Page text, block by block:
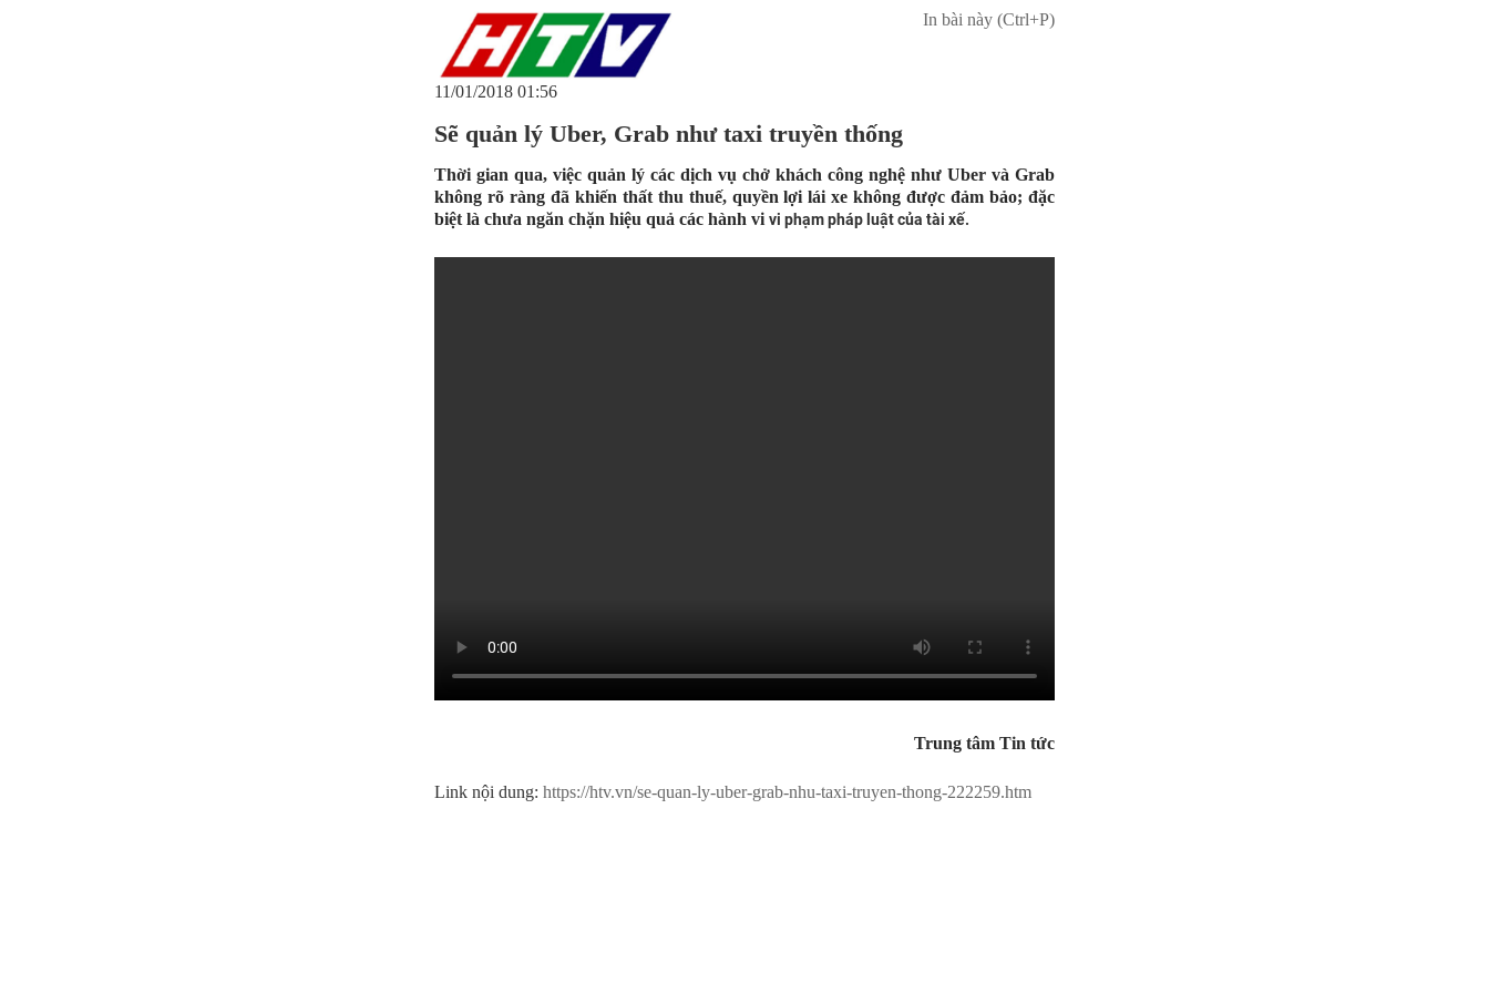
11/01/2018 01:56
In bài này (Ctrl+P)
Sẽ quản lý Uber, Grab như taxi truyền thống
Thời gian qua, việc quản lý các dịch vụ chở khách công nghệ như Uber và Grab
không rõ ràng đã khiến thất thu thuế, quyền lợi lái xe không được đảm bảo; đặc
biệt là chưa ngăn chặn hiệu quả các hành vi vi phạm pháp luật của tài xế.
Trung tâm Tin tức
Link nội dung: https://htv.vn/se-quan-ly-uber-grab-nhu-taxi-truyen-thong-222259.htm